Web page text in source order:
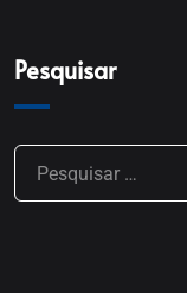
Pesquisar